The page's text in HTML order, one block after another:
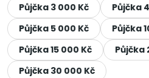
Půjčka 3 000 Kč
Půjčka
Půjčka 5 000 Kč
Půjčka
Půjčka 15 000 Kč
Půjčka
Půjčka 30 000 Kč